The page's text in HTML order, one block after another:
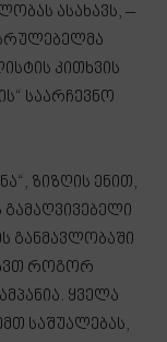
ასახავს, –
კითხვის
საარჩევნო
ზიზღის ენით,
განმავლობაში
როგორ
ყველა
საშუალებას,